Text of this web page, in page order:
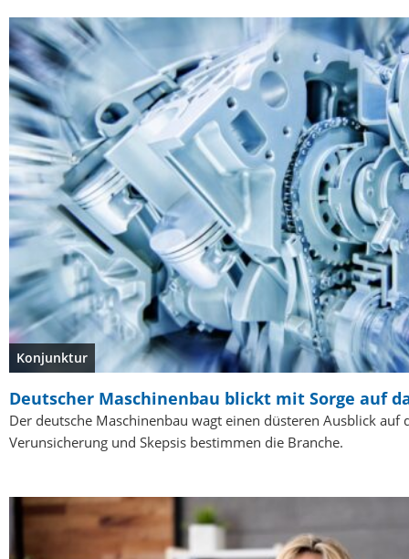
Konjunktur
Deutscher Maschinenbau blickt mit Sorge auf
Der deutsche Maschinenbau wagt einen düsteren Ausblick auf
Verunsicherung und Skepsis bestimmen die Branche.